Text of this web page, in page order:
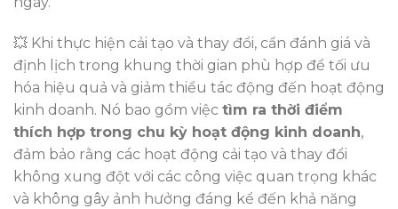
💥 Khi thực hiện cải tạo và thay đổi, cần đánh giá và
định lịch trong khung thời gian phù hợp để tối ưu
hóa hiệu quả và giảm thiểu tác động đến hoạt động
kinh doanh. Nó bao gồm việc tìm ra thời điểm
thích hợp trong chu kỳ hoạt động kinh doanh,
đảm bảo rằng các hoạt động cải tạo và thay đổi
không xung đột với các công việc quan trọng khác
và không gây ảnh hưởng đáng kể đến khả năng